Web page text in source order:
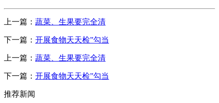
上一篇： 蔬菜、生果要完全清
下一篇： 开展食物天天检”勾当
上一篇： 蔬菜、生果要完全清
下一篇： 开展食物天天检”勾当
推荐新闻